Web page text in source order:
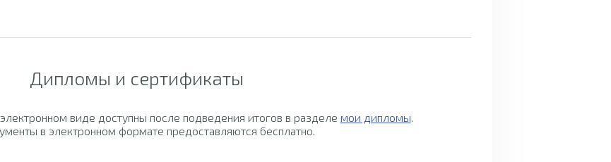
Дипломы и сертификаты
виде доступны после подведения итогов в разделе мои дипломы.
в электронном формате предоставляются бесплатно.